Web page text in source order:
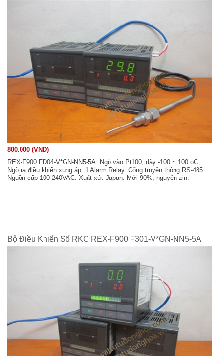
800.000 (VND)
REX-F900 FD04-V*GN-NN5-5A. Ngõ vào Pt100, dãy -100 ~ 100 oC.
Ngõ ra điều khiển xung áp. 1 Alarm Relay. Cổng truyền thông RS-485.
Nguồn cấp 100-240VAC. Xuất xứ: Japan. Mới 90%, nguyên zin.
Bộ Điều Khiển Số RKC REX-F900 F301-V*GN-NN5-5A